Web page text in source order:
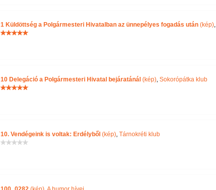
1 Küldöttség a Polgármesteri Hivatalban az ünnepélyes fogadás után(kép),
10 Delegáció a Polgármesteri Hivatal bejáratánál (kép), Sokorópátka klub
10. Vendégeink is voltak: Erdélyből (kép), Tárnokréti klub